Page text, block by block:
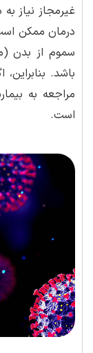
غیرمجاز نیاز
درمان ممکن
سموم از بدن
باشد.
مراجعه به
است.